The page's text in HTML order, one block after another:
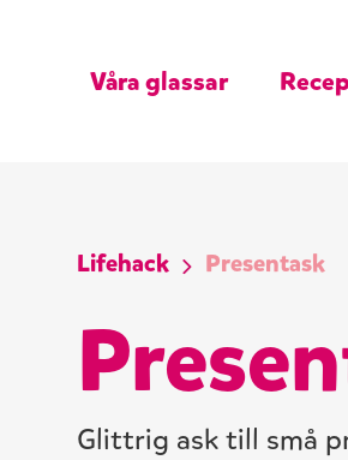
Våra glassar
Lifehack Presentask
Glittrig ask till små